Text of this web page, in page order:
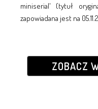
miniserial' (tytuł
zapowiadana jest na
ZOBACZ